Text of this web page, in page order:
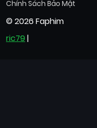
Chính Sách Bảo Mật
© 2026 Faphim
ric79 |